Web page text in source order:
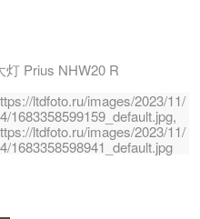
灯 Prius NHW20 R
ltdfoto.ru/images/2023/11/
1683358599159_default.jpg,
ltdfoto.ru/images/2023/11/
1683358598941_default.jpg